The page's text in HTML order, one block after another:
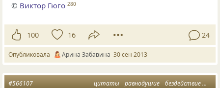
© Виктор Гюго 280
100 16 24
Опубликовала Арина Забавина 30 сен 2013
цитаты равнодушие бездействие
#566107